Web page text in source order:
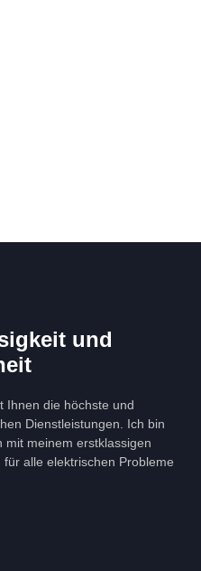
und
Ihnen die höchste und
Dienstleistungen. Ich bin
mit meinem erstklassigen
alle elektrischen Probleme